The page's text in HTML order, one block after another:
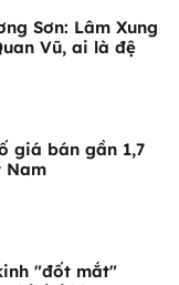
Sơn: Lâm Xung
Vũ, ai là đệ
giá bán gần 1,7
Nam
"đốt mắt"